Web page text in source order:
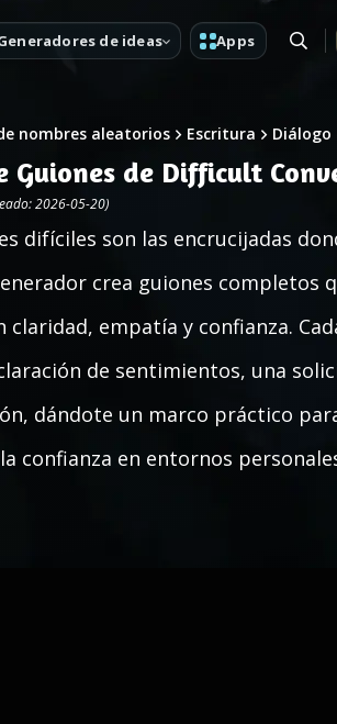
de ideas Apps
nombres aleatorios Escritura Diálogo
Guiones de Difficult
2026-05-20)
difíciles son las encrucijadas
crea guiones completos
claridad, empatía y confianza.
de sentimientos, una
dándote un marco práctico
confianza en entornos